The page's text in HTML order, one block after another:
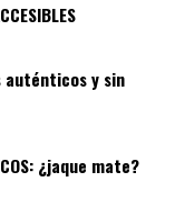
auténticos y sin
¿jaque mate?
06